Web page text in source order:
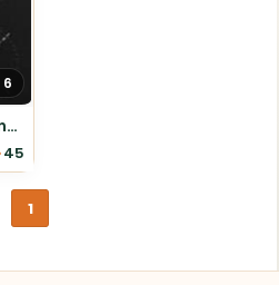
6
TEKA IZC 64010 BK MSS Inductiekookplaat 60cm 4 zones
45
1